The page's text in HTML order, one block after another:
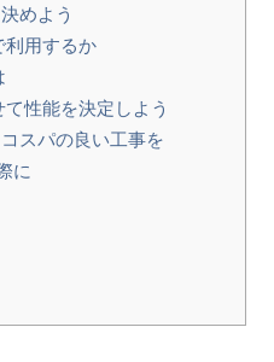
めよう
利用するか
て性能を決定しよう
スパの良い工事を
に